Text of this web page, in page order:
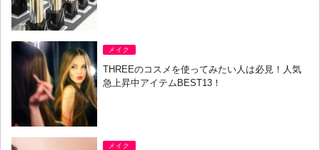
メイク
THREEのコスメを使ってみたい人は必見！人気
急上昇中アイテムBEST13！
メイク